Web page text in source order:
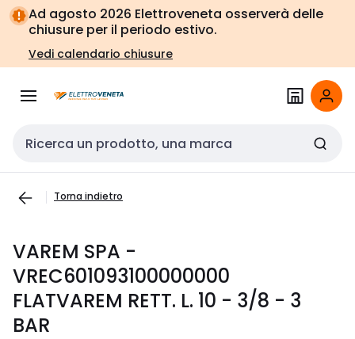
Vai alla
navigazione
Vai
alla
pagina
Ad agosto 2026 Elettroveneta osserverà delle
chiusure per il periodo estivo.
Vedi calendario chiusure
Cerca input
Torna indietro
VAREM SPA -
VREC601093100000000
FLATVAREM RETT. L. 10 - 3/8 - 3
BAR